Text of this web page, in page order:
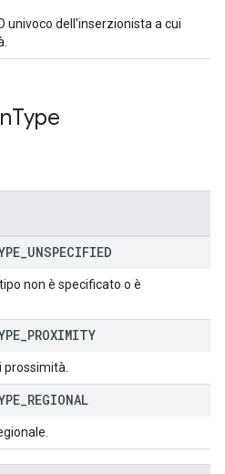
univoco dell'inserzionista a cui
Type
UNSPECIFIED
non è specificato o è
PROXIMITY
prossimità.
REGIONAL